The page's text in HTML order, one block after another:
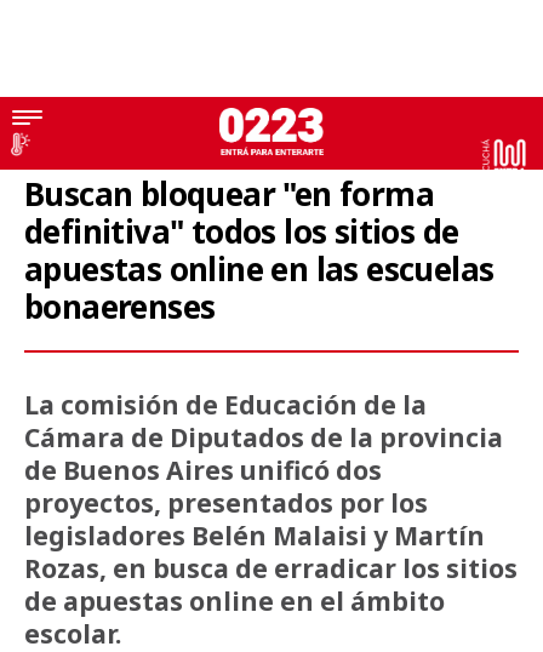
Casinos online
Buscan bloquear "en forma
definitiva" todos los sitios de
apuestas online en las escuelas
bonaerenses
La comisión de Educación de la
Cámara de Diputados de la provincia
de Buenos Aires unificó dos
proyectos, presentados por los
legisladores Belén Malaisi y Martín
Rozas, en busca de erradicar los sitios
de apuestas online en el ámbito
escolar.